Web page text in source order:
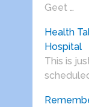
Geet …
Health
Hospital
This is